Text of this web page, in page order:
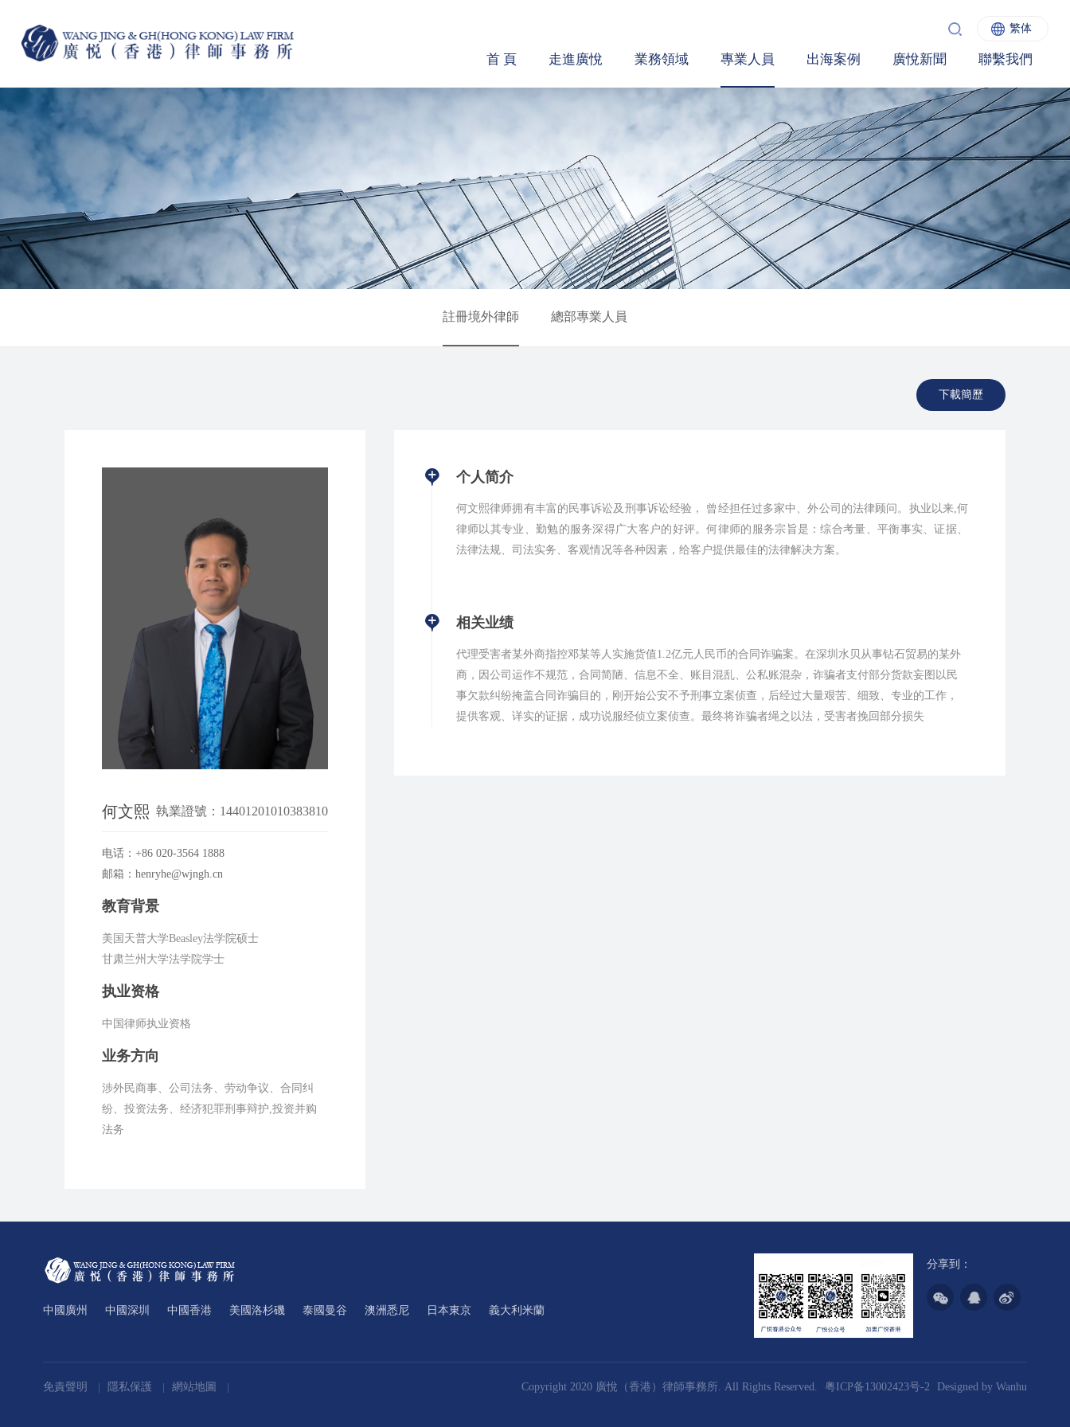
首 頁 走進廣悅 業務領域 專業人員 出海案例 廣悅新聞 聯繫我們
繁体
註冊境外律師 總部專業人員
下載簡歷
何文熙 執業證號：14401201010383810
电话：+86 020-3564 1888
邮箱：henryhe@wjngh.cn
教育背景
美国天普大学Beasley法学院硕士
甘肃兰州大学法学院学士
执业资格
中国律师执业资格
业务方向
涉外民商事、公司法务、劳动争议、合同纠
纷、投资法务、经济犯罪刑事辩护,投资并购
法务
个人简介
何文熙律师拥有丰富的民事诉讼及刑事诉讼经验， 曾经担任过多家中、外公司的法律顾问。执业以来,何
律师以其专业、勤勉的服务深得广大客户的好评。何律师的服务宗旨是：综合考量、平衡事实、证据、
法律法规、司法实务、客观情况等各种因素，给客户提供最佳的法律解决方案。
相关业绩
代理受害者某外商指控邓某等人实施货值1.2亿元人民币的合同诈骗案。在深圳水贝从事钻石贸易的某外
商，因公司运作不规范，合同简陋、信息不全、账目混乱、公私账混杂，诈骗者支付部分货款妄图以民
事欠款纠纷掩盖合同诈骗目的，刚开始公安不予刑事立案侦查，后经过大量艰苦、细致、专业的工作，
提供客观、详实的证据，成功说服经侦立案侦查。最终将诈骗者绳之以法，受害者挽回部分损失
中國廣州 中國深圳 中國香港 美國洛杉磯 泰國曼谷 澳洲悉尼 日本東京 義大利米蘭
分享到：
免責聲明 隱私保護 網站地圖 Copyright 2020 廣悅（香港）律師事務所. All Rights Reserved. 粤ICP备13002423号-2 Designed byWanhu